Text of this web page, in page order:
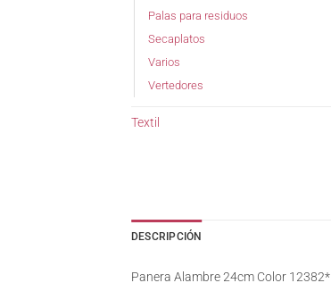
Palas para residuos
Secaplatos
Varios
Vertedores
Textil
DESCRIPCIÓN
Panera Alambre 24cm Color 12382*